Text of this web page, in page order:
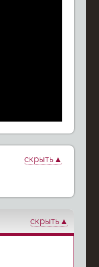
скрыть
Пираты:
Больше, чем
скрыть